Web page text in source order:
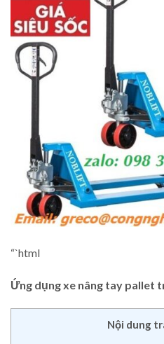
“`html
Ứng dụng xe nâng tay pallet
Nội dung